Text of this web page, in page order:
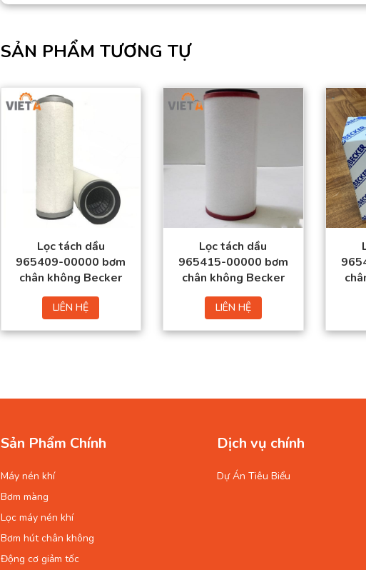
SẢN PHẨM TƯƠNG TỰ
Giá thành tốt nhất
thị trường.
Đặt mua thuận tiện –
Giao hàng toàn
quốc.
Lọc tách dầu
965409-00000 bơm
chân không Becker
LIÊN HỆ
quốc.
Lọc tách dầu
965415-00000 bơm
chân không Becker
LIÊN HỆ
Sản Phẩm Chính
Máy nén khí
Bơm màng
Lọc máy nén khí
Bơm hút chân không
Động cơ giảm tốc
Dịch vụ chính
Dự Án Tiêu Biểu